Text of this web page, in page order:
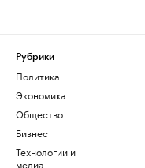
Рубрики
Политика
Экономика
Общество
Бизнес
Технологии и
медиа